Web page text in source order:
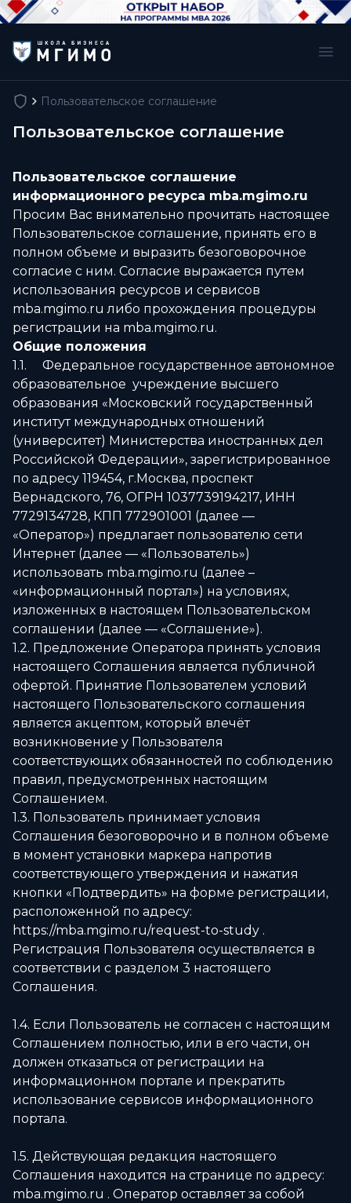
Пользовательское соглашение
Пользовательское соглашение
Пользовательское соглашение
информационного ресурса mba.mgimo.ru
Просим Вас внимательно прочитать настоящее
Пользовательское соглашение, принять его в
полном объеме и выразить безоговорочное
согласие с ним. Согласие выражается путем
использования ресурсов и сервисов
mba.mgimo.ru либо прохождения процедуры
регистрации на mba.mgimo.ru.
Общие положения
1.1. Федеральное государственное автономное
образовательное учреждение высшего
образования «Московский государственный
институт международных отношений
(университет) Министерства иностранных дел
Российской Федерации», зарегистрированное
по адресу 119454, г.Москва, проспект
Вернадского, 76, ОГРН 1037739194217, ИНН
7729134728, КПП 772901001 (далее —
«Оператор») предлагает пользователю сети
Интернет (далее — «Пользователь»)
использовать mba.mgimo.ru (далее –
«информационный портал») на условиях,
изложенных в настоящем Пользовательском
соглашении (далее — «Соглашение»).
1.2. Предложение Оператора принять условия
настоящего Соглашения является публичной
офертой. Принятие Пользователем условий
настоящего Пользовательского соглашения
является акцептом, который влечёт
возникновение у Пользователя
соответствующих обязанностей по соблюдению
правил, предусмотренных настоящим
Соглашением.
1.3. Пользователь принимает условия
Соглашения безоговорочно и в полном объеме
в момент установки маркера напротив
соответствующего утверждения и нажатия
кнопки «Подтвердить» на форме регистрации,
расположенной по адресу:
https://mba.mgimo.ru/request-to-study .
Регистрация Пользователя осуществляется в
соответствии с разделом 3 настоящего
Соглашения.
1.4. Если Пользователь не согласен с настоящим
Соглашением полностью, или в его части, он
должен отказаться от регистрации на
информационном портале и прекратить
использование сервисов информационного
портала.
1.5. Действующая редакция настоящего
Соглашения находится на странице по адресу:
mba.mgimo.ru . Оператор оставляет за собой